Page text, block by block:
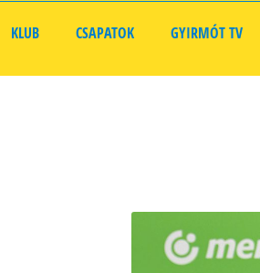
KLUB CSAPATOK GYIRMÓT TV